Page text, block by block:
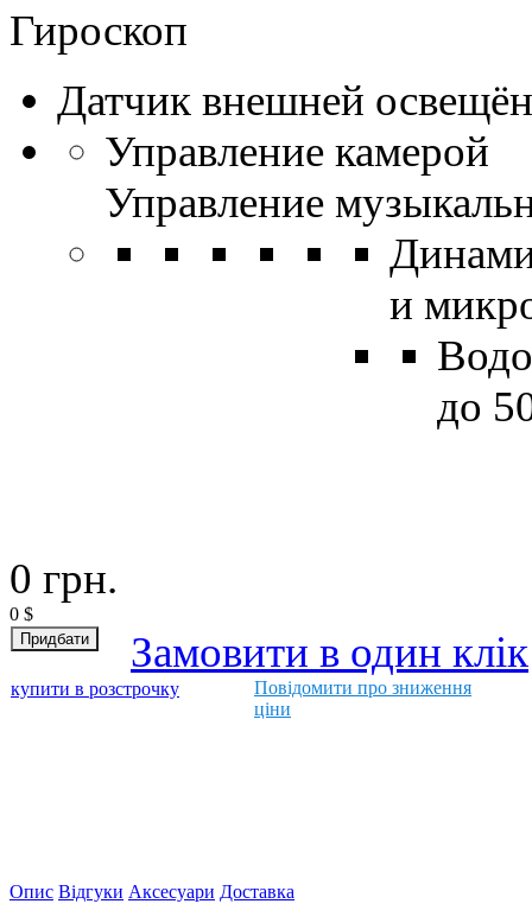
Гироскоп
Датчик внешней
Управление камерой
Управление
и
до
0 грн.
0 $
Замовити в один клік
купити в розстрочку
Повідомити про зниження
ціни
Опис Відгуки Аксесуари Доставка